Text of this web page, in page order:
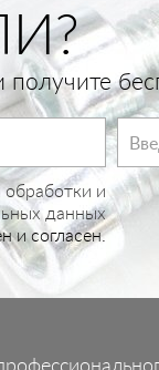
получите
и
данных
и согласен.